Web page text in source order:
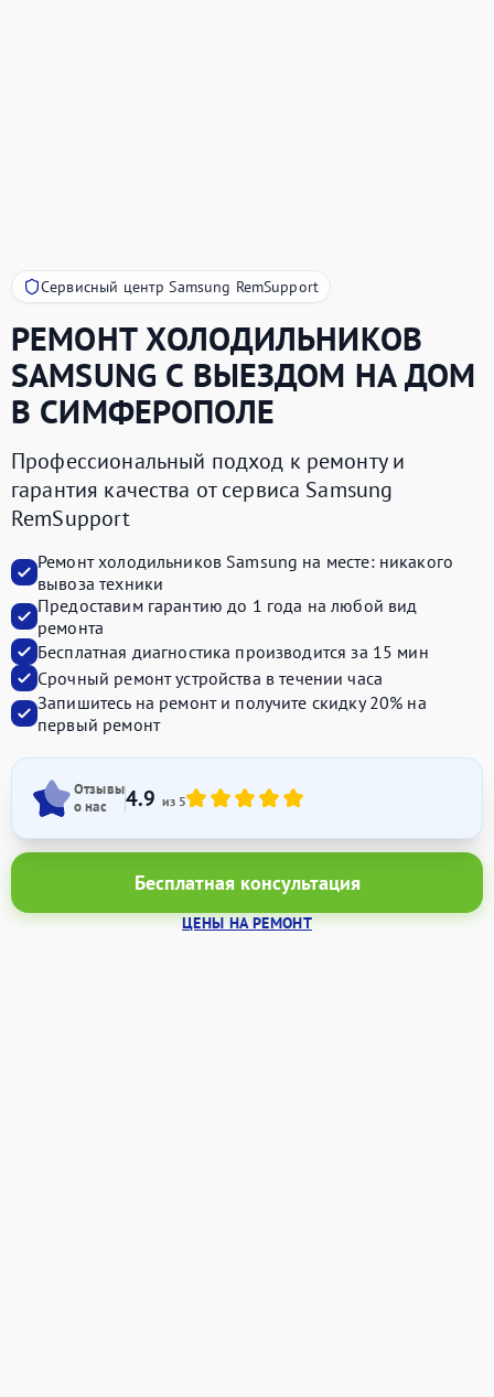
Сервисный центр Samsung RemSupport
РЕМОНТ ХОЛОДИЛЬНИКОВ
SAMSUNG С ВЫЕЗДОМ НА ДОМ
В СИМФЕРОПОЛЕ
Профессиональный подход к ремонту и
гарантия качества от сервиса Samsung
RemSupport
Ремонт холодильников Samsung на месте: никакого
вывоза техники
Предоставим гарантию до 1 года на любой вид
ремонта
Бесплатная диагностика производитсяза 15 мин
Срочный ремонт устройства в течении часа
Запишитесь на ремонт и получите скидку 20% на
первый ремонт
Отзывы
о нас
4.9 из 5
Бесплатная консультация
ЦЕНЫ НА РЕМОНТ